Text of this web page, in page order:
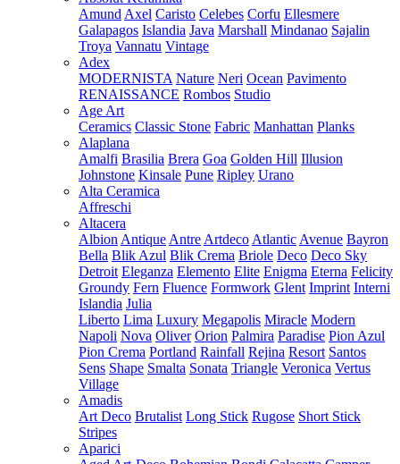
Amund Axel Caristo Celebes Corfu Ellesmere
Galapagos Islandia Java Marshall Mindanao Sajalin
Troya Vannatu Vintage
Adex
MODERNISTA Nature Neri Ocean Pavimento
RENAISSANCE Rombos Studio
Age Art
Ceramics Classic Stone Fabric Manhattan Planks
Alaplana
Amalfi Brasilia Brera Goa Golden Hill Illusion
Johnstone Kinsale Pune Ripley Urano
Alta Ceramica
Affreschi
Altacera
Albion Antique Antre Artdeco Atlantic Avenue Bayron
Bella Blik Azul Blik Crema Briole Deco Deco Sky
Detroit Eleganza Elemento Elite Enigma Eterna Felicity
Groundy Fern Fluence Formwork Glent Imprint Interni
Islandia Julia
Liberto Lima Luxury Megapolis Miracle Modern
Napoli Nova Oliver Orion Palmira Paradise Pion Azul
Pion Crema Portland Rainfall Rejina Resort Santos
Sens Shape Smalta Sonata Triangle Veronica Vertus
Village
Amadis
Art Deco Brutalist Long Stick Rugose Short Stick
Stripes
Aparici